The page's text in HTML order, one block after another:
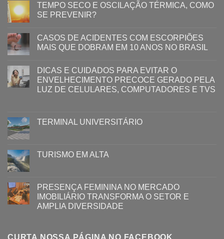
TEMPO SECO E OSCILAÇÃO TÉRMICA, COMO
SE PREVENIR?
CASOS DE ACIDENTES COM ESCORPIÕES
MAIS QUE DOBRAM EM 10 ANOS NO BRASIL
DICAS E CUIDADOS PARA EVITAR O
ENVELHECIMENTO PRECOCE GERADO PELA
LUZ ​DE CELULARES, COMPUTADORES E TVS​​
TERMINAL UNIVERSITÁRIO
TURISMO EM ALTA
PRESENÇA FEMININA NO MERCADO
IMOBILIÁRIO TRANSFORMA O SETOR E
AMPLIA DIVERSIDADE
CURTA NOSSA PÁGINA NO FACEBOOK